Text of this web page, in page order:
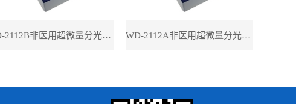
WD-2112B非医用超微量分光光度计（带荧光） WD-2112A非医用超微量分光光度计（不带荧光）